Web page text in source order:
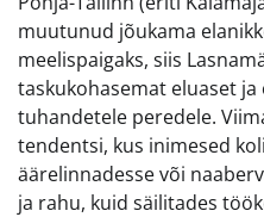
muutunud jõukama
meelispaigaks, siis
taskukohasemat eluaset
tuhandetele peredele.
tendentsi, kus inimesed
äärelinnadesse või
ja rahu, kuid säilitades